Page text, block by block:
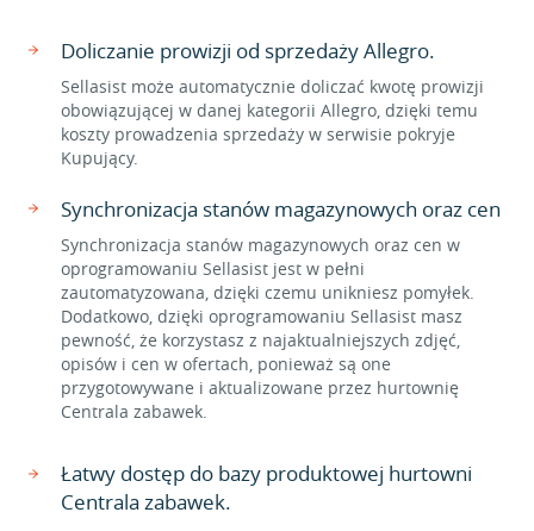
Doliczanie prowizji od sprzedaży Allegro.
Sellasist może automatycznie doliczać kwotę prowizji
obowiązującej w danej kategorii Allegro, dzięki temu
koszty prowadzenia sprzedaży w serwisie pokryje
Kupujący.
Synchronizacja stanów magazynowych oraz cen
Synchronizacja stanów magazynowych oraz cen w
oprogramowaniu Sellasist jest w pełni
zautomatyzowana, dzięki czemu unikniesz pomyłek.
Dodatkowo, dzięki oprogramowaniu Sellasist masz
pewność, że korzystasz z najaktualniejszych zdjęć,
opisów i cen w ofertach, ponieważ są one
przygotowywane i aktualizowane przez hurtownię
Centrala zabawek.
Łatwy dostęp do bazy produktowej hurtowni
Centrala zabawek.